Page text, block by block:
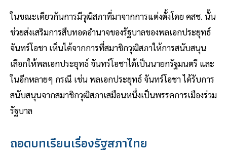
ในขณะเดียวกันการมีวุฒิสภาที่มาจากการแต่งตั้งโดย คสช. นั้น
ช่วยส่งเสริมการสืบทอดอำนาจของรัฐบาลของพลเอกประยุทธ์
จันทร์โอชา เห็นได้จากการที่สมาชิกวุฒิสภาให้การสนับสนุน
เลือกให้พลเอกประยุทธ์ จันทร์โอชาได้เป็นนายกรัฐมนตรี และ
ในอีกหลายๆ กรณี เช่น พลเอกประยุทธ์ จันทร์โอชา ได้รับการ
สนับสนุนจากสมาชิกวุฒิสภาเสมือนหนึ่งเป็นพรรคการเมืองร่วม
รัฐบาล
ถอดบทเรียนเรื่องรัฐสภาไทย